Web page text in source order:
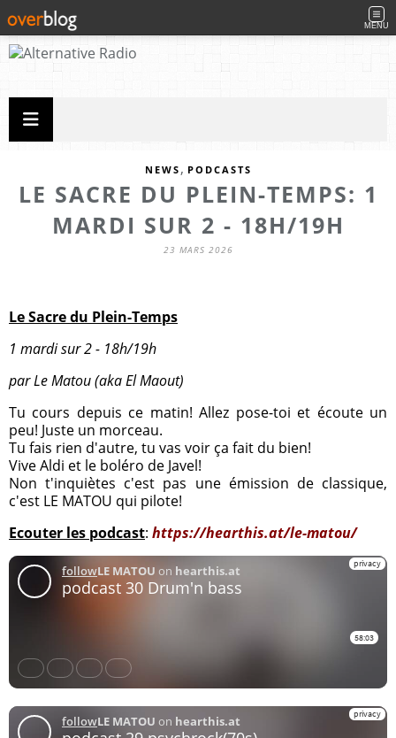
MENU
NEWS , PODCASTS
LE SACRE DU PLEIN-TEMPS: 1
MARDI SUR 2 - 18H/19H
23 MARS 2026
Le Sacre du Plein-Temps
1 mardi sur 2 - 18h/19h
par Le Matou (aka El Maout)
Tu cours depuis ce matin! Allez pose-toi et écoute un
peu! Juste un morceau.
Tu fais rien d'autre, tu vas voir ça fait du bien!
Vive Aldi et le boléro de Javel!
Non t'inquiètes c'est pas une émission de classique,
c'est LE MATOU qui pilote!
Ecouter les podcast: https://hearthis.at/le-matou/